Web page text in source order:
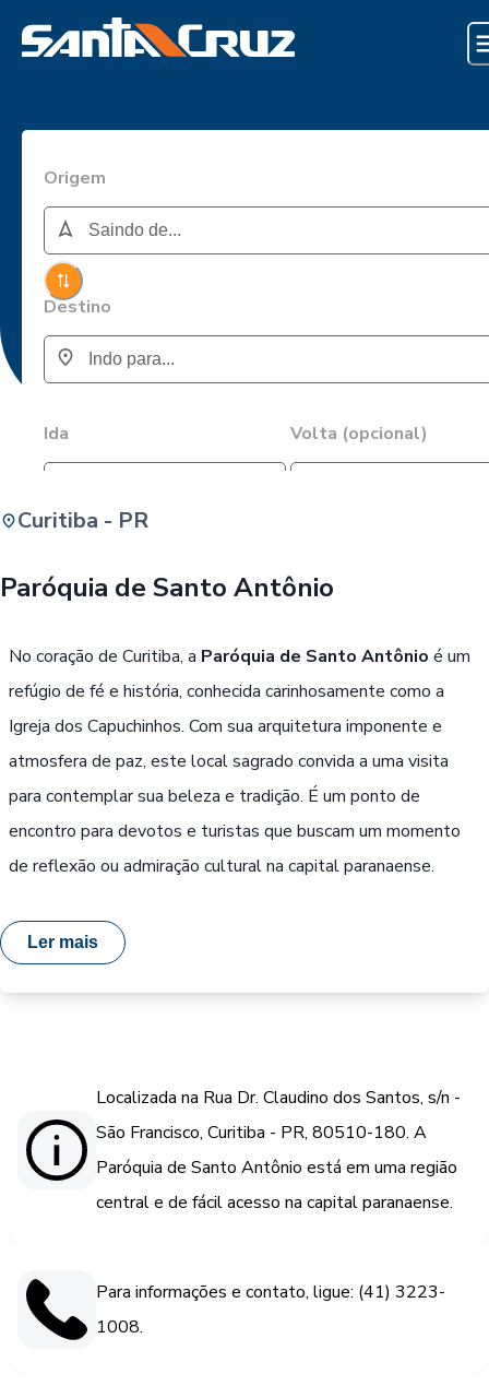
Origem
Destino
Ida Volta (opcional)
Curitiba - PR
Paróquia de Santo Antônio
No coração de Curitiba, a Paróquia de Santo Antônio é um
refúgio de fé e história, conhecida carinhosamente como a
Igreja dos Capuchinhos. Com sua arquitetura imponente e
atmosfera de paz, este local sagrado convida a uma visita
para contemplar sua beleza e tradição. É um ponto de
encontro para devotos e turistas que buscam um momento
de reflexão ou admiração cultural na capital paranaense.
Ler mais
Localizada na Rua Dr. Claudino dos Santos, s/n -
São Francisco, Curitiba - PR, 80510-180. A
Paróquia de Santo Antônio está em uma região
central e de fácil acesso na capital paranaense.
Para informações e contato, ligue: (41) 3223-
1008.